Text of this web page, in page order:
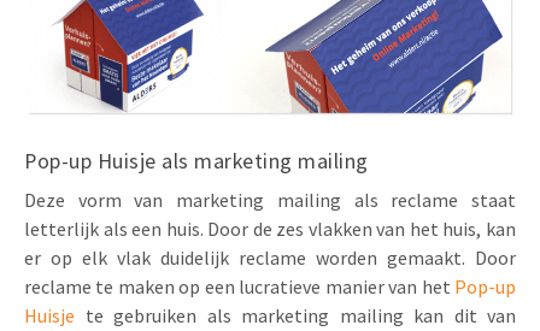
Pop-up Huisje als marketing mailing
Deze vorm van marketing mailing als reclame staat
letterlijk als een huis. Door de zes vlakken van het huis, kan
er op elk vlak duidelijk reclame worden gemaakt. Door
reclame te maken op een lucratieve manier van het Pop-up
Huisje te gebruiken als marketing mailing kan dit van